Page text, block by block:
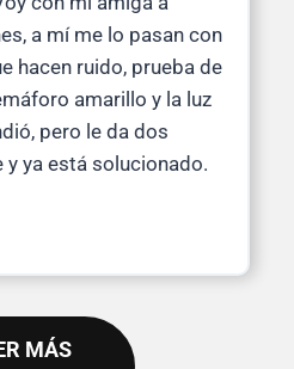
a mí me lo pasan con
hacen ruido, prueba de
amarillo y la luz
pero le da dos
ya está solucionado.
MÁS